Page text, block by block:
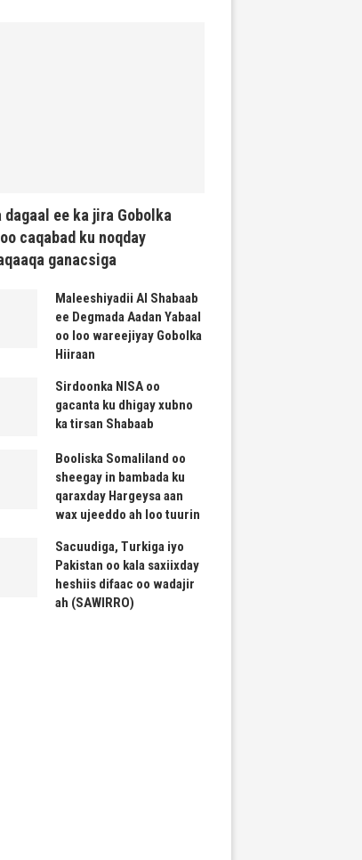
dagaal ee ka jira Gobolka
caqabad ku noqday
ganacsiga
Maleeshiyadii Al Shabaab
ee Degmada Aadan Yabaal
oo loo wareejiyay Gobolka
Hiiraan
Sirdoonka NISA oo
gacanta ku dhigay xubno
ka tirsan Shabaab
Booliska Somaliland oo
sheegay in bambada ku
qaraxday Hargeysa aan
wax ujeeddo ah loo tuurin
Sacuudiga, Turkiga iyo
Pakistan oo kala saxiixday
heshiis difaac oo wadajir
ah (SAWIRRO)